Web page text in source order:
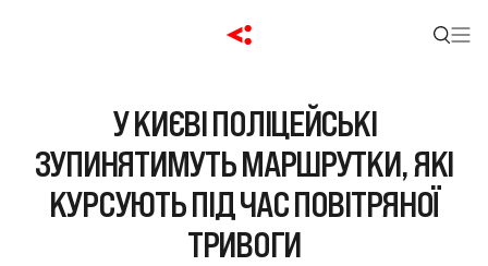
У КИЄВІ ПОЛІЦЕЙСЬКІ
ЗУПИНЯТИМУТЬ МАРШРУТКИ, ЯКІ
КУРСУЮТЬ ПІД ЧАС ПОВІТРЯНОЇ
ТРИВОГИ